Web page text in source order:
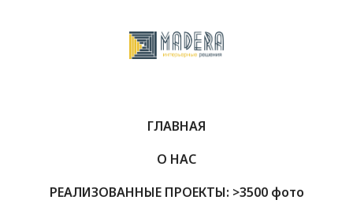
ГЛАВНАЯ
О НАС
РЕАЛИЗОВАННЫЕ ПРОЕКТЫ: >3500 фото